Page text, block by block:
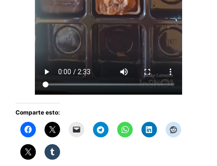
Comparte esto: